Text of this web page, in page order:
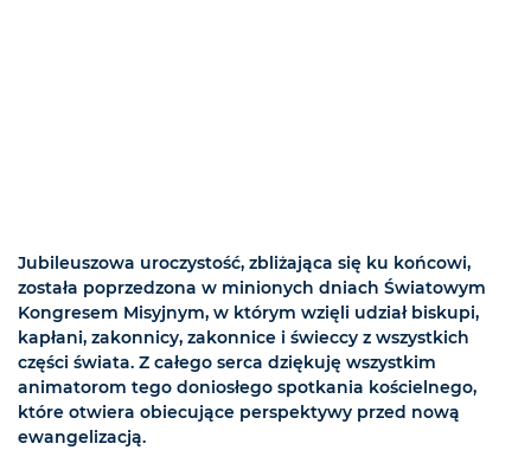
Jubileuszowa uroczystość, zbliżająca się ku końcowi,
została poprzedzona w minionych dniach Światowym
Kongresem Misyjnym, w którym wzięli udział biskupi,
kapłani, zakonnicy, zakonnice i świeccy z wszystkich
części świata. Z całego serca dziękuję wszystkim
animatorom tego doniosłego spotkania kościelnego,
które otwiera obiecujące perspektywy przed nową
ewangelizacją.